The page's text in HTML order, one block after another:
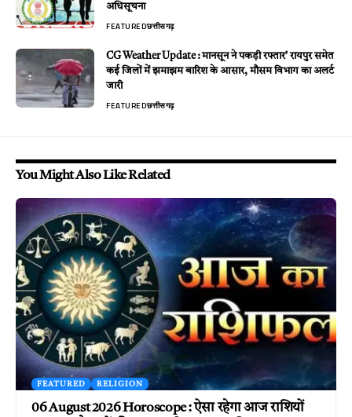
अधिसूचना
FEATUREDछत्तीसगढ़
CG Weather Update : मानसून ने पकड़ी रफ्तार’ रायपुर समेत
कई जिलों में झमाझम बारिश के आसार, मौसम विभाग का अलर्ट
जारी
FEATUREDछत्तीसगढ़
You Might Also Like Related
FEATURED RELIGION
06 August 2026 Horoscope : ऐसा रहेगा आज राशियों